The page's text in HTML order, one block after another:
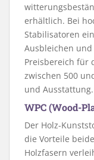
erhältlich. Bei
Stabilisatoren
Ausbleichen
Preisbereich für
zwischen 500
und Ausstattung.
WPC (Wood-
Der Holz-
die Vorteile
Holzfasern